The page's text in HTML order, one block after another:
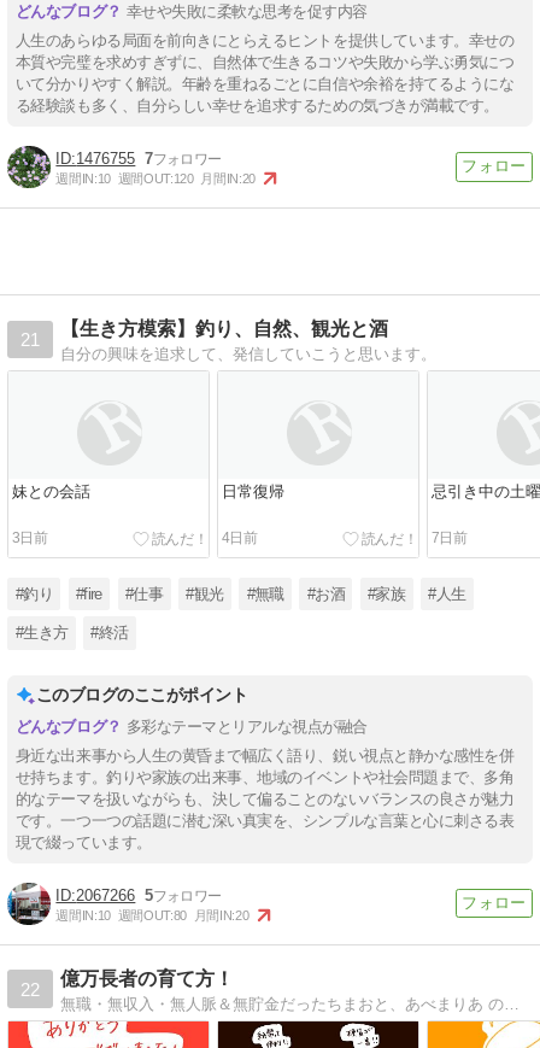
幸せや失敗に柔軟な思考を促す内容
人生のあらゆる局面を前向きにとらえるヒントを提供しています。幸せの
本質や完璧を求めすぎずに、自然体で生きるコツや失敗から学ぶ勇気につ
いて分かりやすく解説。年齢を重ねるごとに自信や余裕を持てるようにな
る経験談も多く、自分らしい幸せを追求するための気づきが満載です。
1476755 7
週間IN:10 週間OUT:120 月間IN:20
21
【生き方模索】釣り、自然、観光と酒
自分の興味を追求して、発信していこうと思います。
妹との会話
3日前
日常復帰
4日前
忌引き中の土
7日前
#釣り #fire #仕事 #観光 #無職 #お酒 #家族 #人生
#生き方 #終活
このブログのここがポイント
多彩なテーマとリアルな視点が融合
身近な出来事から人生の黄昏まで幅広く語り、鋭い視点と静かな感性を併
せ持ちます。釣りや家族の出来事、地域のイベントや社会問題まで、多角
的なテーマを扱いながらも、決して偏ることのないバランスの良さが魅力
です。一つ一つの話題に潜む深い真実を、シンプルな言葉と心に刺さる表
現で綴っています。
2067266 5
週間IN:10 週間OUT:80 月間IN:20
22
億万長者の育て方！
無職・無収入・無人脈＆無貯金だったちまおと、あべまりあ の億万長者への軌跡